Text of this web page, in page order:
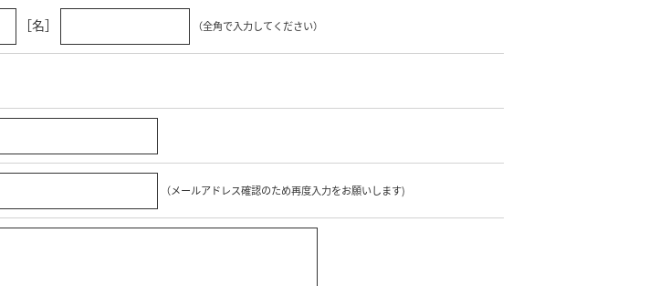
［名］ （全角で入力してください）
（メールアドレス確認のため再度入力をお願いします)